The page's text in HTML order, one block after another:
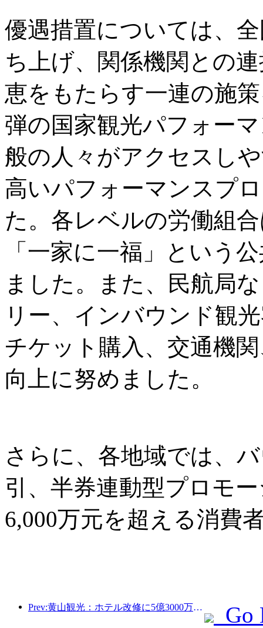
優遇措置については、
ち上げ、関係機関との
恵をもたらす一連の施
弾の国家観光パフォー
般の人々がアクセスし
高いパフォーマンスプ
た。各レベルの労働組
「一家に一福」という
ました。また、民航局
リー、インバウンド観
チケット購入、交通機
向上に努めました。
さらに、各地域では、
引、半券連動型プロモ
6,000万元を超える消費
Prev:黄山観光：ホテル改修に5億3000万元を投資する計画
Go